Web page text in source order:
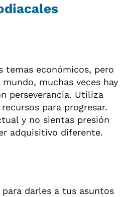
temas económicos, pero
muchas veces hay
perseverancia. Utiliza
para progresar.
y no sientas presión
adquisitivo diferente.
darles a tus asuntos